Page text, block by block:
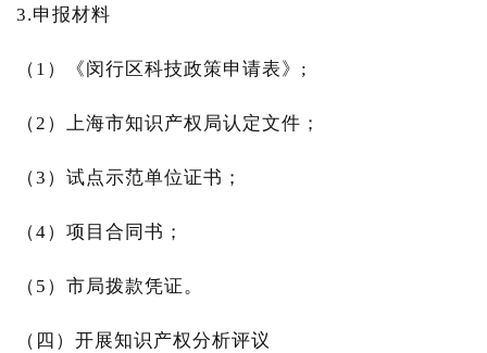
3.申报材料
（1）《闵行区科技政策申请表》;
（2）上海市知识产权局认定文件；
（3）试点示范单位证书；
（4）项目合同书；
（5）市局拨款凭证。
（四）开展知识产权分析评议